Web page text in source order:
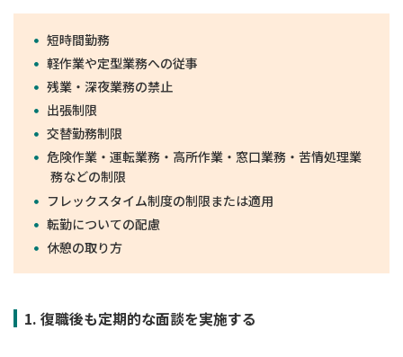
短時間勤務
軽作業や定型業務への従事
残業・深夜業務の禁止
出張制限
交替勤務制限
危険作業・運転業務・高所作業・窓口業務・苦情処理業
務などの制限
フレックスタイム制度の制限または適用
転勤についての配慮
休憩の取り方
1. 復職後も定期的な面談を実施する